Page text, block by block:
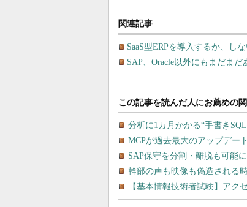
関連記事
SaaS型ERPを導入するか、
SAP、Oracle以外にもまだま